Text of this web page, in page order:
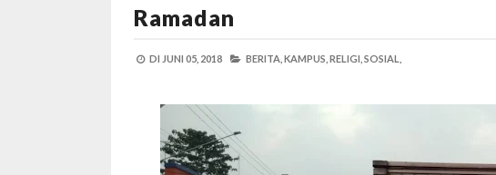
Ramadan
DI JUNI 05, 2018 BERITA, KAMPUS, RELIGI, SOSIAL,